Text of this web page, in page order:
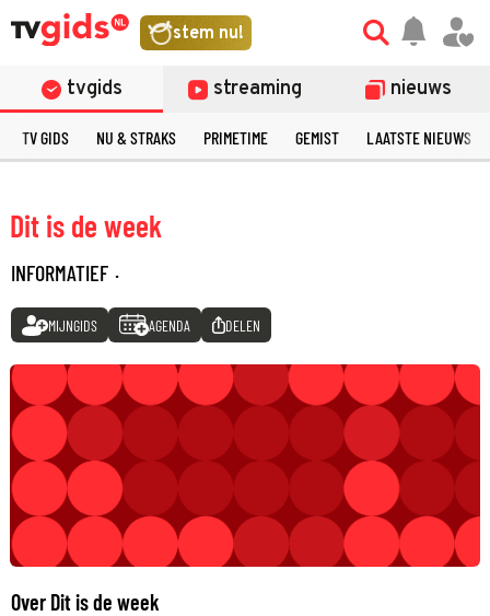
stem nu!
tvgids streaming nieuws
TV GIDS NU & STRAKS PRIMETIME GEMIST LAATSTE NIEUWS
Dit is de week
INFORMATIEF ·
MIJNGIDS AGENDA DELEN
Over Dit is de week